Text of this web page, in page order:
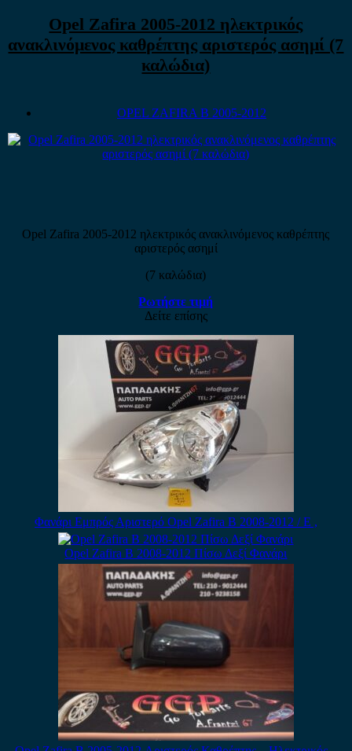
Opel Zafira 2005-2012 ηλεκτρικός
ανακλινόμενος καθρέπτης αριστερός ασημί (7
καλώδια)
OPEL ZAFIRA B 2005-2012
Opel Zafira 2005-2012 ηλεκτρικός ανακλινόμενος καθρέπτης
αριστερός ασημί
(7 καλώδια)
Ρωτήστε τιμή
Δείτε επίσης
Φανάρι Εμπρός Αριστερό Opel Zafira B 2008-2012 / Ε ,
Opel Zafira B 2008-2012 Πίσω Δεξί Φανάρι